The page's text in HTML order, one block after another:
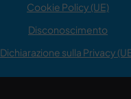
Cookie Policy (UE)
Disconoscimento
Dichiarazione sulla Privacy